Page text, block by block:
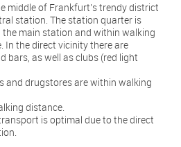
middle of Frankfurt's trendy district
station. The station quarter is
main station and within walking
In the direct vicinity there are
bars, as well as clubs (red light
and drugstores are within walking
distance.
is optimal due to the direct